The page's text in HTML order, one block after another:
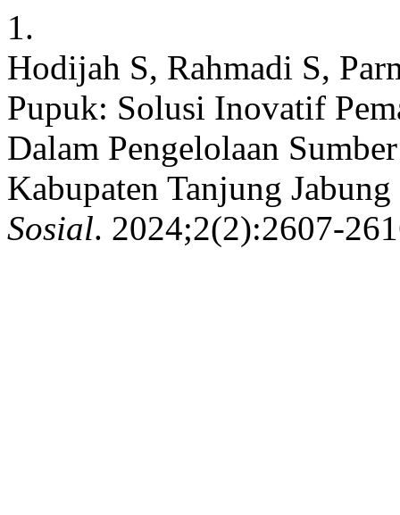
1.
Hodijah S, Rahmadi S,
Pupuk: Solusi Inovatif
Dalam Pengelolaan
Kabupaten Tanjung
Sosial. 2024;2(2):2607-